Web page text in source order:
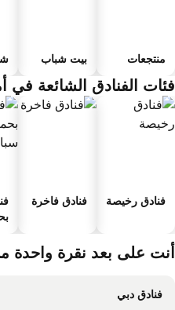
منتجعات بيت شباب
الفنادق الشائعة في
فنادق رخيصة فنادق فاخرة
على بعد نقرة واحدة
فنادق دبي